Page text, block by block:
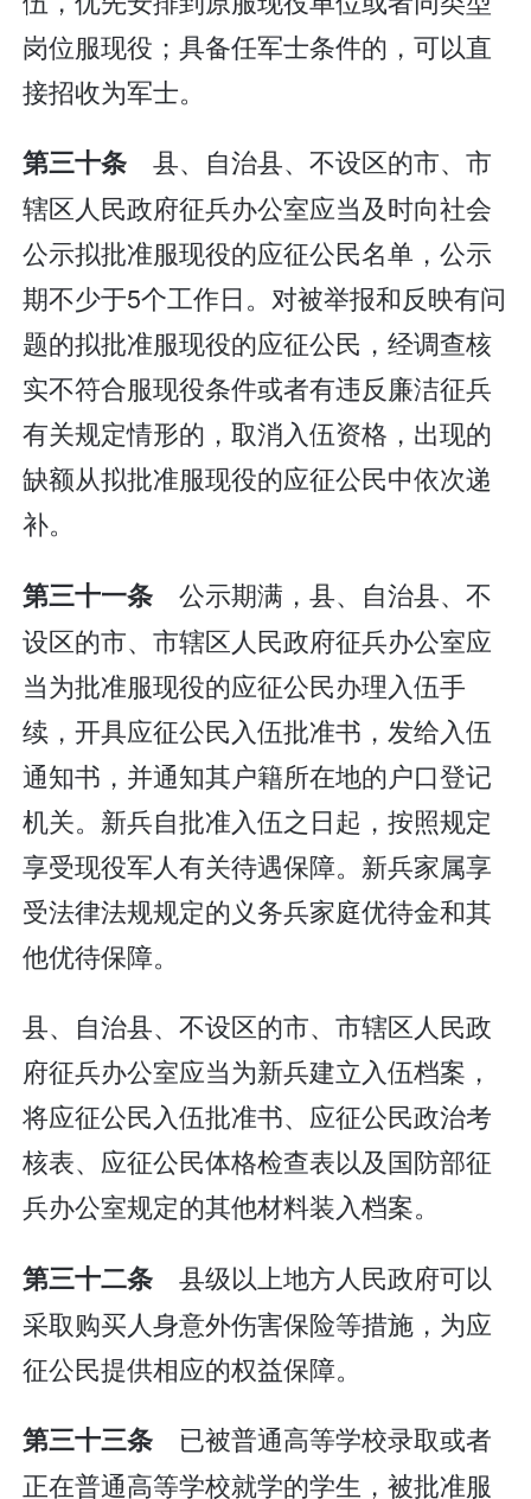
岗位服现役；具备任军士条件的，可以直
接招收为军士。
第三十条 县、自治县、不设区的市、市
辖区人民政府征兵办公室应当及时向社会
公示拟批准服现役的应征公民名单，公示
期不少于5个工作日。对被举报和反映有问
题的拟批准服现役的应征公民，经调查核
实不符合服现役条件或者有违反廉洁征兵
有关规定情形的，取消入伍资格，出现的
缺额从拟批准服现役的应征公民中依次递
补。
第三十一条 公示期满，县、自治县、不
设区的市、市辖区人民政府征兵办公室应
当为批准服现役的应征公民办理入伍手
续，开具应征公民入伍批准书，发给入伍
通知书，并通知其户籍所在地的户口登记
机关。新兵自批准入伍之日起，按照规定
享受现役军人有关待遇保障。新兵家属享
受法律法规规定的义务兵家庭优待金和其
他优待保障。
县、自治县、不设区的市、市辖区人民政
府征兵办公室应当为新兵建立入伍档案，
将应征公民入伍批准书、应征公民政治考
核表、应征公民体格检查表以及国防部征
兵办公室规定的其他材料装入档案。
第三十二条 县级以上地方人民政府可以
采取购买人身意外伤害保险等措施，为应
征公民提供相应的权益保障。
第三十三条 已被普通高等学校录取或者
正在普通高等学校就学的学生，被批准服